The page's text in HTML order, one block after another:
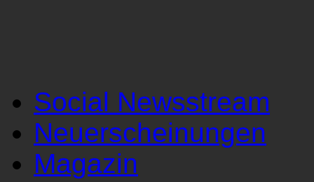
Social Newsstream
Neuerscheinungen
Magazin